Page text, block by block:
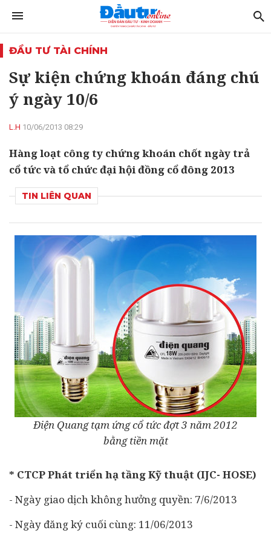
ĐẦU TƯ TÀI CHÍNH
Sự kiện chứng khoán đáng chú
ý ngày 10/6
L.H 10/06/2013 08:29
Hàng loạt công ty chứng khoán chốt ngày trả
cổ tức và tổ chức đại hội đồng cổ đông 2013
TIN LIÊN QUAN
Điện Quang tạm ứng cổ tức đợt 3 năm 2012
bằng tiền mặt
* CTCP Phát triển hạ tầng Kỹ thuật (IJC- HOSE)
- Ngày giao dịch không hưởng quyền: 7/6/2013
- Ngày đăng ký cuối cùng: 11/06/2013